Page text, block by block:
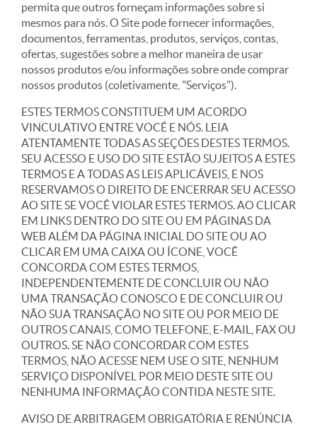
permita que outros forneçam informações sobre si
mesmos para nós. O Site pode fornecer informações,
documentos, ferramentas, produtos, serviços, contas,
ofertas, sugestões sobre a melhor maneira de usar
nossos produtos e/ou informações sobre onde comprar
nossos produtos (coletivamente, "Serviços").
ESTES TERMOS CONSTITUEM UM ACORDO
VINCULATIVO ENTRE VOCÊ E NÓS. LEIA
ATENTAMENTE TODAS AS SEÇÕES DESTES TERMOS.
SEU ACESSO E USO DO SITE ESTÃO SUJEITOS A ESTES
TERMOS E A TODAS AS LEIS APLICÁVEIS, E NOS
RESERVAMOS O DIREITO DE ENCERRAR SEU ACESSO
AO SITE SE VOCÊ VIOLAR ESTES TERMOS. AO CLICAR
EM LINKS DENTRO DO SITE OU EM PÁGINAS DA
WEB ALÉM DA PÁGINA INICIAL DO SITE OU AO
CLICAR EM UMA CAIXA OU ÍCONE, VOCÊ
CONCORDA COM ESTES TERMOS,
INDEPENDENTEMENTE DE CONCLUIR OU NÃO
UMA TRANSAÇÃO CONOSCO E DE CONCLUIR OU
NÃO SUA TRANSAÇÃO NO SITE OU POR MEIO DE
OUTROS CANAIS, COMO TELEFONE, E-MAIL, FAX OU
OUTROS. SE NÃO CONCORDAR COM ESTES
TERMOS, NÃO ACESSE NEM USE O SITE, NENHUM
SERVIÇO DISPONÍVEL POR MEIO DESTE SITE OU
NENHUMA INFORMAÇÃO CONTIDA NESTE SITE.
AVISO DE ARBITRAGEM OBRIGATÓRIA E RENÚNCIA